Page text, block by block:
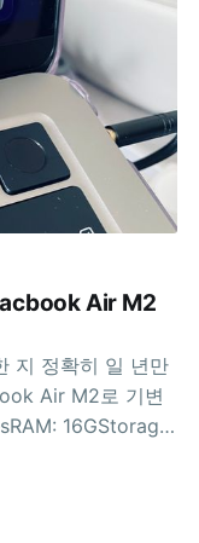
Air M2
지 정확히 일 년만
Air M2로 기변
전원 어댑터. 본체
회귀. 하지만 버